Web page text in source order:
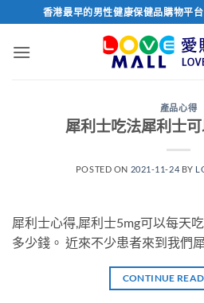
to
content
香港最早的男性健康保健品購物平
產品心得
犀利士吃法犀利士
POSTED ON 2021-11-24 BY
犀利士心得,犀利士5mg可以每天
多少錢。 近來不少患者來到我們
CONTINUE